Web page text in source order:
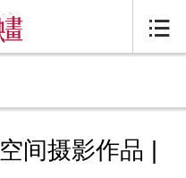

间摄影作品 |